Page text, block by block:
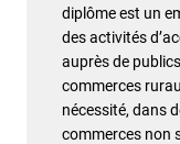
diplôme est un
des activités
auprès de
commerces
nécessité, dans
commerces non